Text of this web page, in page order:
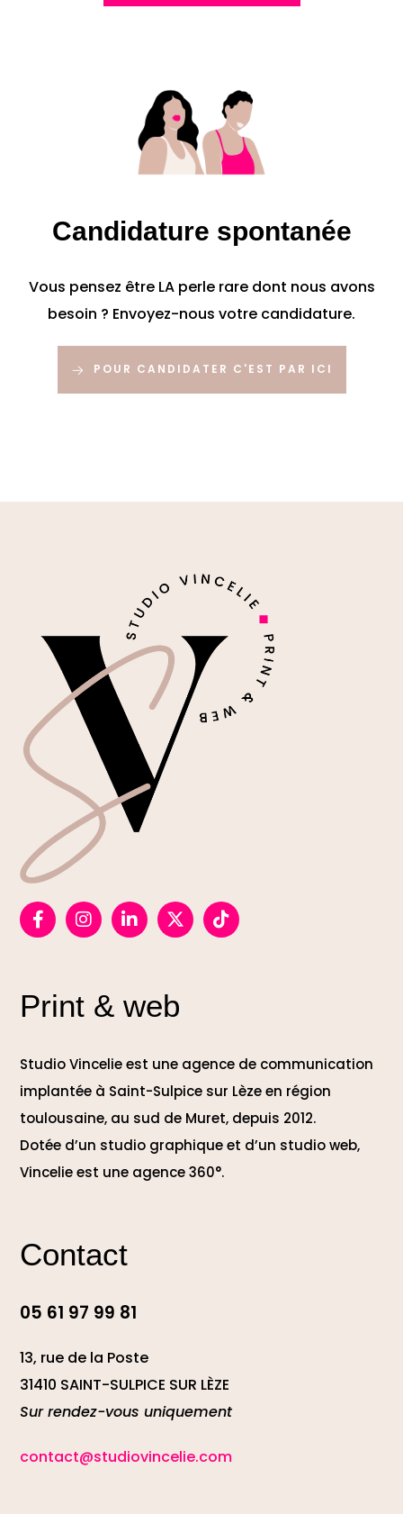
Candidature spontanée
Vous pensez être LA perle rare dont nous avons
besoin ? Envoyez-nous votre candidature.
POUR CANDIDATER C'EST PAR ICI
Print & web
Studio Vincelie est une agence de communication
implantée à Saint-Sulpice sur Lèze en région
toulousaine, au sud de Muret, depuis 2012.
Dotée d’un studio graphique et d’un studio web,
Vincelie est une agence 360°.
Contact
05 61 97 99 81
13, rue de la Poste
31410 SAINT-SULPICE SUR LÈZE
Sur rendez-vous uniquement
contact@studiovincelie.com